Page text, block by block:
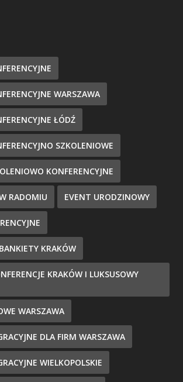
WARSZAWA
ŁÓDŹ
SZKOLENIOWE
KONFERENCYJNE
RADOMIU EVENT URODZINOWY
KRAKÓW
KRAKÓW I LUKSUSOWY
WARSZAWA
DLA FIRM WARSZAWA
WIELKOPOLSKIE